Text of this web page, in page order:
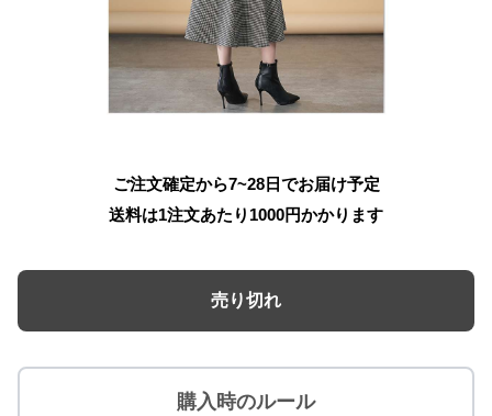
ご注文確定から7~28日でお届け予定
送料は1注文あたり 1000円かかります
売り切れ
購入時のルール